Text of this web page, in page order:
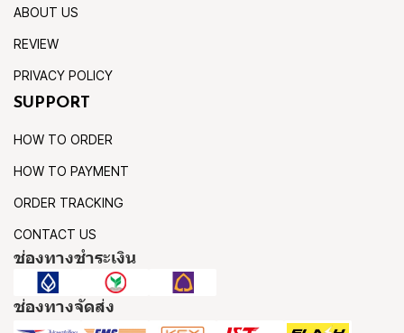
ABOUT US
REVIEW
PRIVACY POLICY
SUPPORT
HOW TO ORDER
HOW TO PAYMENT
ORDER TRACKING
CONTACT US
ช่องทางชำระเงิน
ช่องทางจัดส่ง